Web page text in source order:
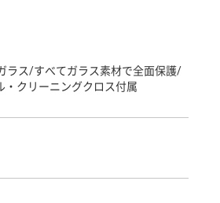
ラス/すべてガラス素材で全面保護/
クリーニングクロス付属